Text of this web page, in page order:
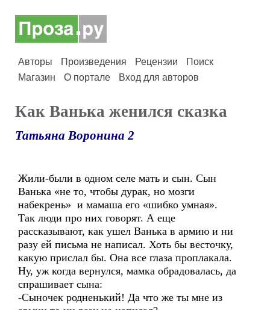
Авторы Произведения Рецензии
Поиск
Магазин
О портале Вход для авторов
Как Ванька женился сказка
Татьяна Воронина 2
Жили-были в одном селе мать и сын. Сын
Ванька «не то, чтобы дурак, но мозги
набекрень» и мамаша его «шибко умная».
Так люди про них говорят. А еще
рассказывают, как ушел Ванька в армию и ни
разу ей письма не написал. Хоть бы весточку,
какую прислал бы. Она все глаза проплакала.
Ну, уж когда вернулся, мамка обрадовалась, да
спрашивает сына:
-Сыночек родненький! Да что же ты мне из